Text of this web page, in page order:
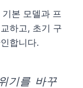
본 모델과 프
하고, 초기 구
합니다.
기를 바꾸